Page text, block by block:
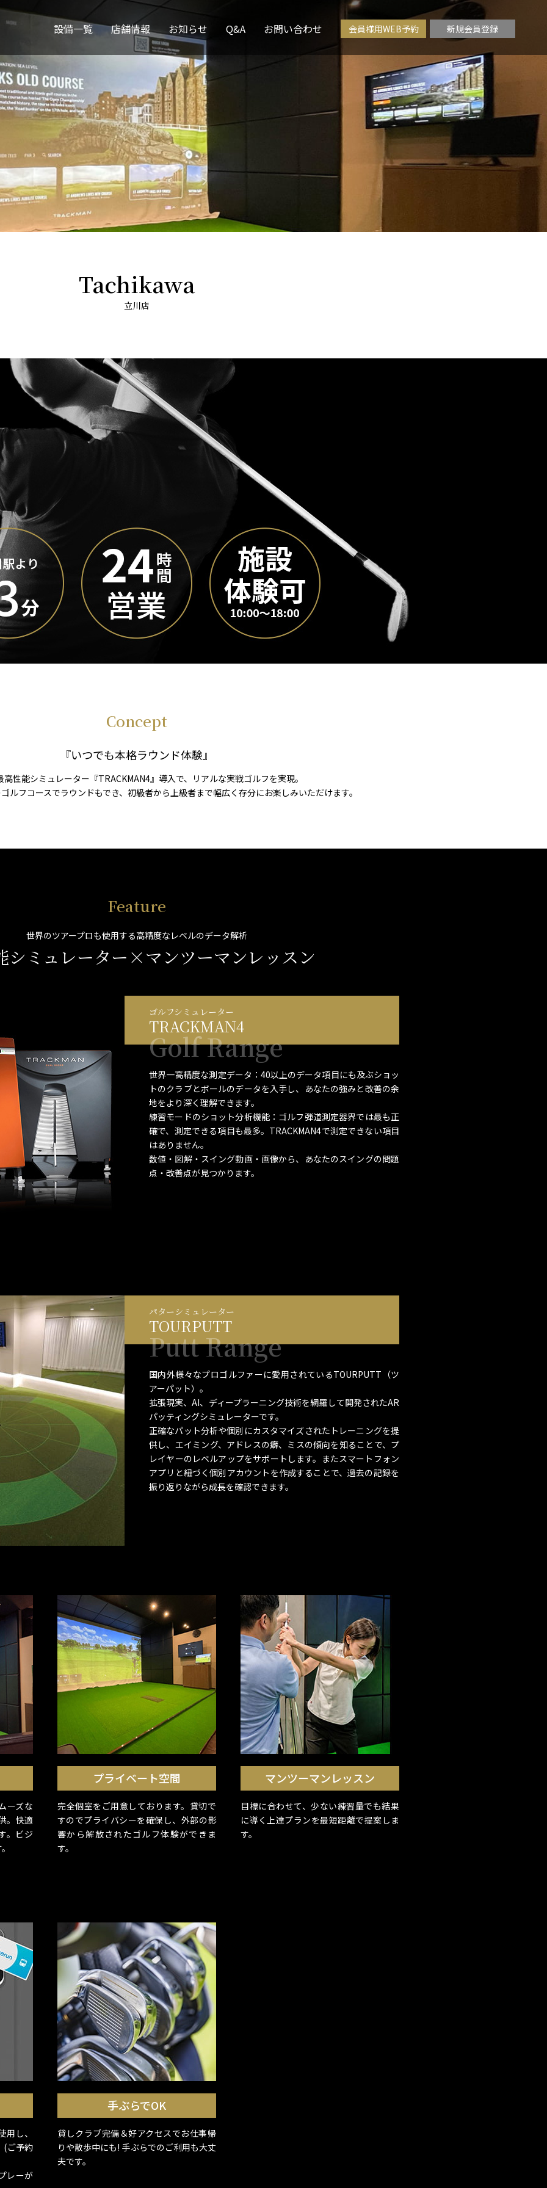
設備一覧 店舗情報 お知らせ Q&A お問い合わせ 会員様用WEB予約 新規会員登録
Tachikawa
立川店
Concept
『いつでも本格ラウンド体験』
高性能シミュレーター『TRACKMAN4』導入で、リアルな実戦ゴルフを実現。
ルフコースでラウンドもでき、初級者から上級者まで幅広く存分にお楽しみいただけます。
Feature
世界のツアープロも使用する高精度なレベルのデータ解析
シミュレーター ×マンツーマンレッスン
ゴルフシミュレーター
TRACKMAN4
Golf Range
世界一高精度な測定データ：40以上のデータ項目にも及ぶショッ
トのクラブとボールのデータを入手し、あなたの強みと改善の余
地をより深く理解できます。
練習モードのショット分析機能：ゴルフ弾道測定器界では最も正
確で、測定できる項目も最多。TRACKMAN4で測定できない項目
はありません。
数値・図解・スイング動画・画像から、あなたのスイングの問題
点・改善点が見つかります。
パターシミュレーター
TOURPUTT
Putt Range
国内外様々なプロゴルファーに愛用されているTOURPUTT（ツ
アーパット）。
拡張現実、AI、ディープラーニング技術を網羅して開発されたAR
パッティングシミュレーターです。
正確なパット分析や個別にカスタマイズされたトレーニングを提
供し、エイミング、アドレスの癖、ミスの傾向を知ることで、プ
レイヤーのレベルアップをサポートします。またスマートフォン
アプリと紐づく個別アカウントを作成することで、過去の記録を
振り返りながら成長を確認できます。
ーズな
。快適
。ビジ
プライベート空間
完全個室をご用意しております。貸切で
すのでプライバシーを確保し、外部の影
響から解放されたゴルフ体験ができま
す。
マンツーマンレッスン
目標に合わせて、少ない練習量でも結果
に導く上達プランを最短距離で提案しま
す。
し、
(ご予約
レーが
手ぶらでOK
貸しクラブ完備＆好アクセスでお仕事帰
りや散歩中にも! 手ぶらでのご利用も大丈
夫です。